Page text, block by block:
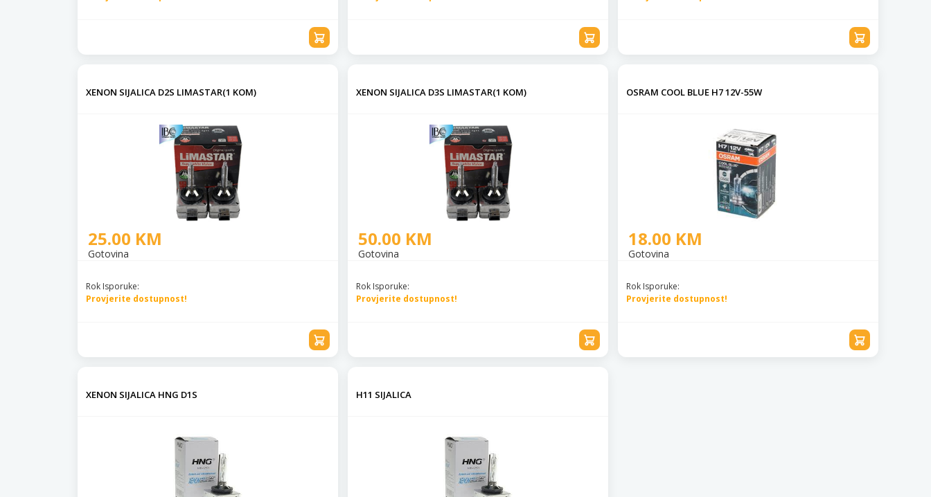
XENON SIJALICA D2S LIMASTAR(1 KOM)
25.00 KM
Gotovina
Rok Isporuke:
Provjerite dostupnost!
XENON SIJALICA D3S LIMASTAR(1 KOM)
50.00 KM
Gotovina
Rok Isporuke:
Provjerite dostupnost!
OSRAM COOL BLUE H7 12V-55W
18.00 KM
Gotovina
Rok Isporuke:
Provjerite dostupnost!
XENON SIJALICA HNG D1S H11 SIJALICA